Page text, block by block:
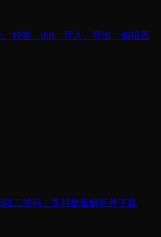
、校验、diff、导入、导出、编辑器
二维码，支持批量解析并下载